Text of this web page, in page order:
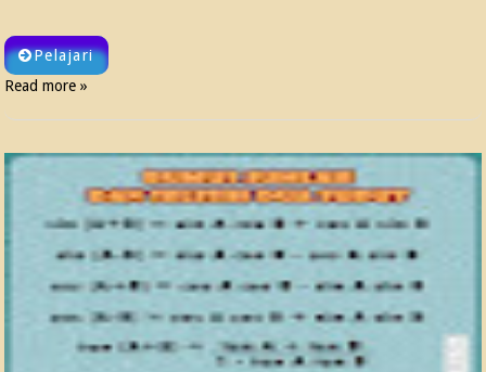
Pelajari
Read more »